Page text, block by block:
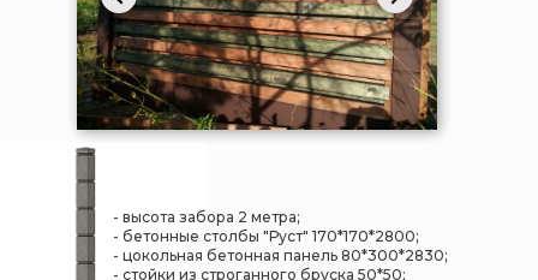
- высота забора 2 метра;
- бетонные столбы "Руст" 170*170*2800;
- цокольная бетонная панель 80*300*2830;
- стойки из строганного бруска 50*50;